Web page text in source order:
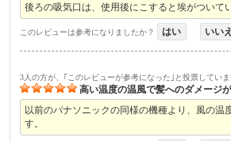
後ろの吸気口は、使用後にこすると埃がついて
このレビューは参考になりましたか？ はい いいえ
3人の方が、｢このレビューが参考になった｣と投票していま
高い温度の温風で髪へのダメージ
以前のパナソニックの同様の機種より、風の
す。